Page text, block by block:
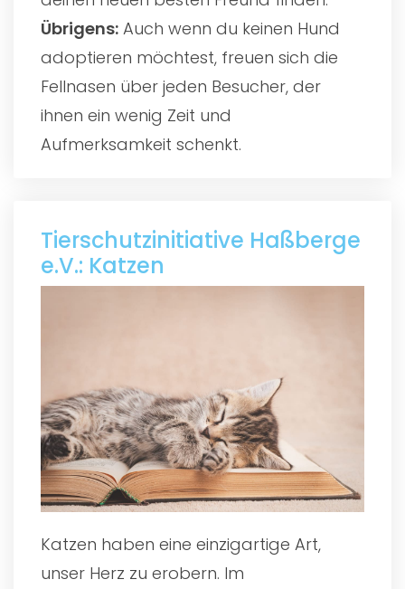
Übrigens: Auch wenn du keinen Hund
adoptieren möchtest, freuen sich die
Fellnasen über jeden Besucher, der
ihnen ein wenig Zeit und
Aufmerksamkeit schenkt.
Tierschutzinitiative Haßberge
e.V.: Katzen
Katzen haben eine einzigartige Art,
unser Herz zu erobern. Im